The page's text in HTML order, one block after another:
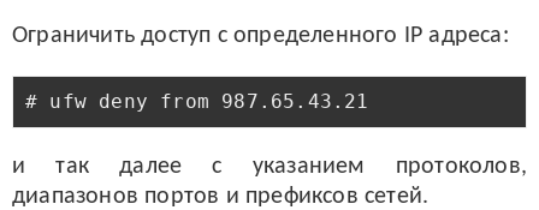
Ограничить доступ с определенного IP адреса:
и так далее с указанием протоколов,
диапазонов портов и префиксов сетей.